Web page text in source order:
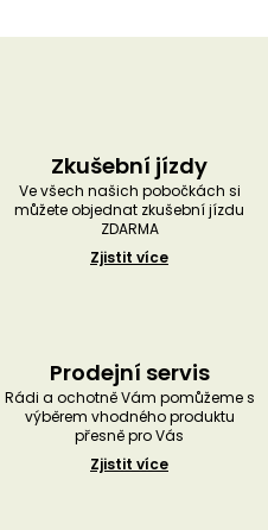
Zkušební jízdy
Ve všech našich pobočkách si
můžete objednat zkušební jízdu
ZDARMA
Zjistit více
Prodejní servis
Rádi a ochotně Vám pomůžeme s
výběrem vhodného produktu
přesně pro Vás
Zjistit více